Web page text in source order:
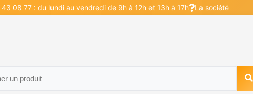
08 77 : du lundi au vendredi de 9h à 12h et 13h à 17h La société